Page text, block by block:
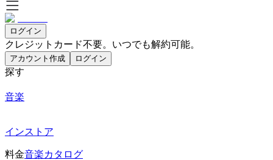
ログイン
クレジットカード不要。いつでも解約可能。
アカウント作成 ログイン
探す
音楽
インストア
料金音楽カタログ